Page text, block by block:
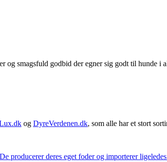
smagsfuld godbid der egner sig godt til hunde i
og DyreVerdenen.dk, som alle har et stort
producerer deres eget foder og importerer